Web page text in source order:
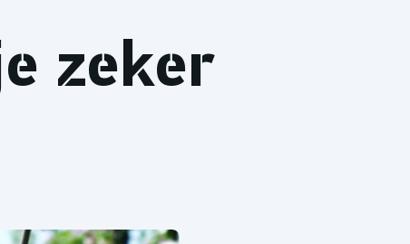
zeker